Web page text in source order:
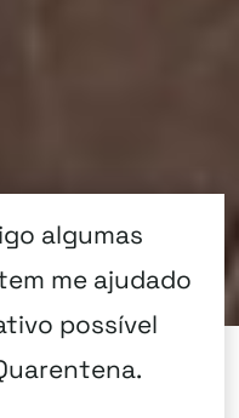
algumas
me ajudado
possível